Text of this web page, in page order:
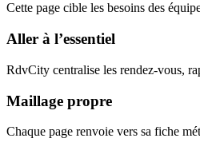
Cette page cible les besoins des
Aller à l’essentiel
RdvCity centralise les rendez-vous,
Maillage propre
Chaque page renvoie vers sa fiche